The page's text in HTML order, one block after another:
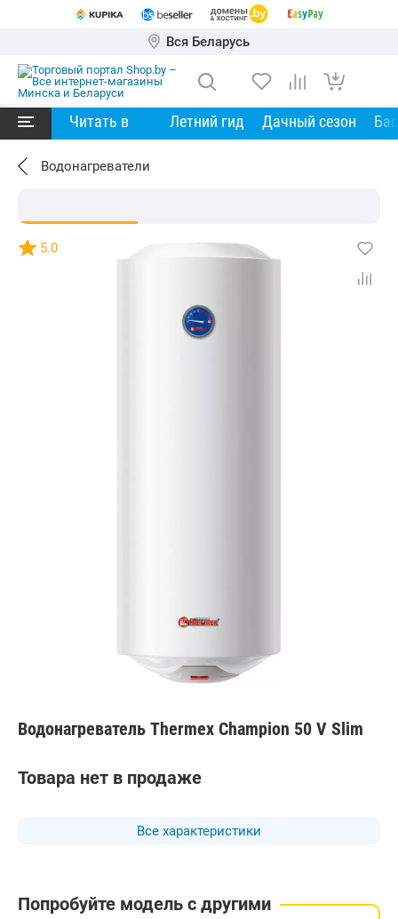
Вся Беларусь
Читать в Летний гид Дачный сезон
Водонагреватели
Водонагреватель Thermex Champion 50 V Slim
5.0
Все характеристики
Товара нет в продаже
Попробуйте модель с другими